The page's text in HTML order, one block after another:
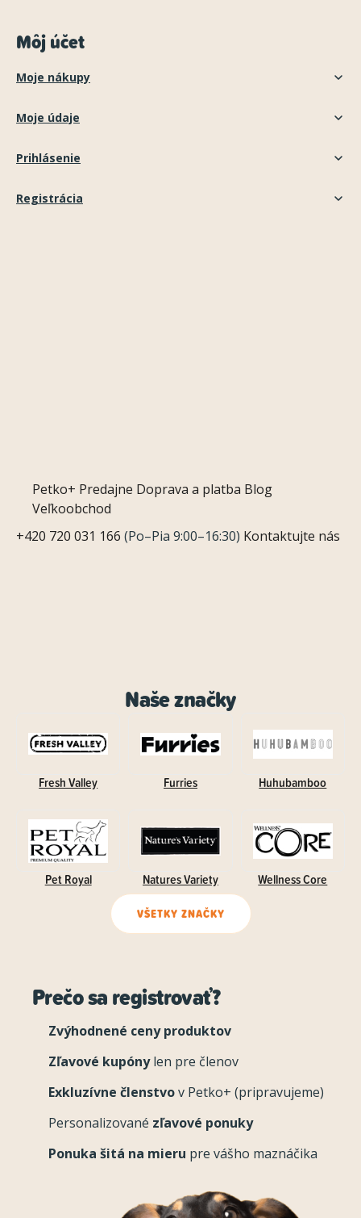
Môj účet
Moje nákupy
Moje údaje
Prihlásenie
Registrácia
Petko+ Predajne Doprava a platba Blog
Veľkoobchod
+420 720 031 166 (Po–Pia 9:00–16:30) Kontaktujte nás
Naše značky
Fresh Valley Furries Huhubamboo
Pet Royal Natures Variety Wellness Core
VŠETKY ZNAČKY
Prečo sa registrovať?
Zvýhodnené ceny produktov
Zľavové kupónylen pre členov
Exkluzívne členstvov Petko+ (pripravujeme)
Personalizované zľavové ponuky
Ponuka šitá na mieru pre vášho maznáčika